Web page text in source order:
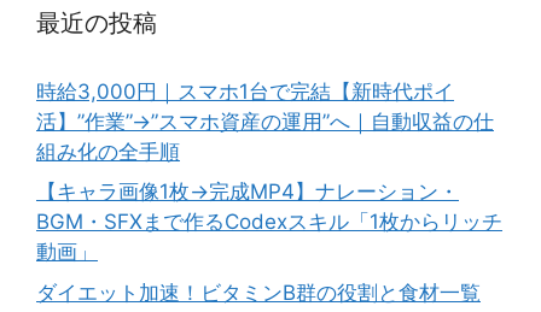
最近の投稿
時給3,000円｜スマホ1台で完結【新時代ポイ
活】”作業”→”スマホ資産の運用”へ｜自動収益の仕
組み化の全手順
【キャラ画像1枚→完成MP4】ナレーション・
BGM・SFXまで作るCodexスキル「1枚からリッチ
動画」
ダイエット加速！ビタミンB群の役割と食材一覧